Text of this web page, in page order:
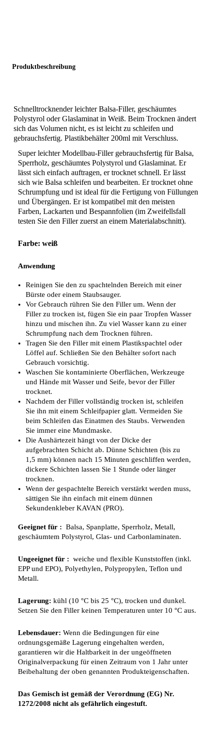
Produktbeschreibung
Schnelltrocknender leichter Balsa-Filler, geschäumtes
Polystyrol oder Glaslaminat in Weiß. Beim Trocknen ändert
sich das Volumen nicht, es ist leicht zu schleifen und
gebrauchsfertig. Plastikbehälter 200ml mit Verschluss.
Super leichter Modellbau-Filler gebrauchsfertig für Balsa,
Sperrholz, geschäumtes Polystyrol und Glaslaminat. Er
lässt sich einfach auftragen, er trocknet schnell. Er lässt
sich wie Balsa schleifen und bearbeiten. Er trocknet ohne
Schrumpfung und ist ideal für die Fertigung von Füllungen
und Übergängen. Er ist kompatibel mit den meisten
Farben, Lackarten und Bespannfolien (im Zweifellsfall
testen Sie den Filler zuerst an einem Materialabschnitt).
Farbe: weiß
Anwendung
Reinigen Sie den zu spachtelnden Bereich mit einer
Bürste oder einem Staubsauger.
Vor Gebrauch rühren Sie den Filler um. Wenn der
Filler zu trocken ist, fügen Sie ein paar Tropfen Wasser
hinzu und mischen ihn. Zu viel Wasser kann zu einer
Schrumpfung nach dem Trocknen führen.
Tragen Sie den Filler mit einem Plastikspachtel oder
Löffel auf. Schließen Sie den Behälter sofort nach
Gebrauch vorsichtig.
Waschen Sie kontaminierte Oberflächen, Werkzeuge
und Hände mit Wasser und Seife, bevor der Filler
trocknet.
Nachdem der Filler vollständig trocken ist, schleifen
Sie ihn mit einem Schleifpapier glatt. Vermeiden Sie
beim Schleifen das Einatmen des Staubs. Verwenden
Sie immer eine Mundmaske.
Die Aushärtezeit hängt von der Dicke der
aufgebrachten Schicht ab. Dünne Schichten (bis zu
1,5 mm) können nach 15 Minuten geschliffen werden,
dickere Schichten lassen Sie 1 Stunde oder länger
trocknen.
Wenn der gespachtelte Bereich verstärkt werden muss,
sättigen Sie ihn einfach mit einem dünnen
Sekundenkleber KAVAN (PRO).
Geeignet für : Balsa, Spanplatte, Sperrholz, Metall,
geschäumtem Polystyrol, Glas- und Carbonlaminaten.
Ungeeignet für : weiche und flexible Kunststoffen (inkl.
EPP und EPO), Polyethylen, Polypropylen, Teflon und
Metall.
Lagerung: kühl (10 °C bis 25 °C), trocken und dunkel.
Setzen Sie den Filler keinen Temperaturen unter 10 °C aus.
Lebensdauer: Wenn die Bedingungen für eine
ordnungsgemäße Lagerung eingehalten werden,
garantieren wir die Haltbarkeit in der ungeöffneten
Originalverpackung für einen Zeitraum von 1 Jahr unter
Beibehaltung der oben genannten Produkteigenschaften.
Das Gemisch ist gemäß der Verordnung (EG) Nr.
1272/2008 nicht als gefährlich eingestuft.